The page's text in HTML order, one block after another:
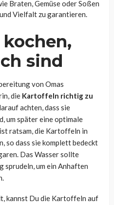
Braten, Gemüse oder Soßen
Vielfalt zu garantieren.
sind
von Omas
die Kartoffeln richtig zu
achten, dass sie
um später eine optimale
ratsam, die Kartoffeln in
so dass sie komplett bedeckt
Das Wasser sollte
sprudeln, um ein Anhaften
kannst Du die Kartoffeln auf